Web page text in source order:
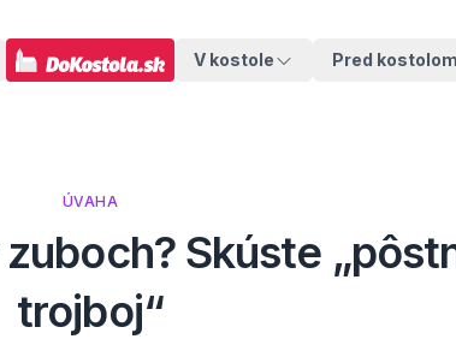
V kostole Pred kostolom
ÚVAHA
Skúste
trojboj“